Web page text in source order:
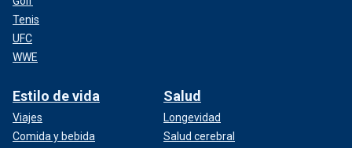
Tenis
UFC
WWE
Estilo de vida
Viajes
Comida y bebida
Salud
Longevidad
Salud cerebral